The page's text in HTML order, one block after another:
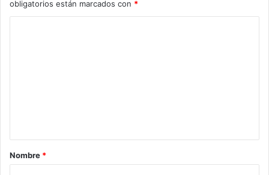
obligatorios están marcados con *
rNombre *